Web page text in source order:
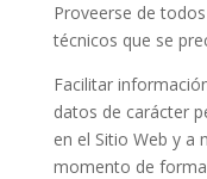
Proveerse de
técnicos que se
Facilitar
datos de carácter
en el Sitio Web y a
momento de